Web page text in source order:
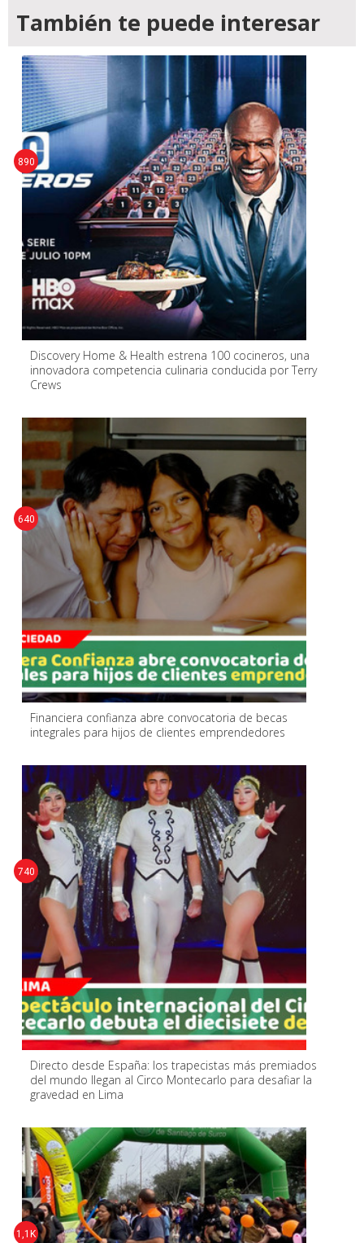
También te puede interesar
Discovery Home & Health estrena 100 cocineros, una
innovadora competencia culinaria conducida por Terry
Crews
890
Financiera confianza abre convocatoria de becas
integrales para hijos de clientes emprendedores
640
Directo desde España: los trapecistas más premiados
del mundo llegan al Circo Montecarlo para desafiar la
gravedad en Lima
740
1,1K